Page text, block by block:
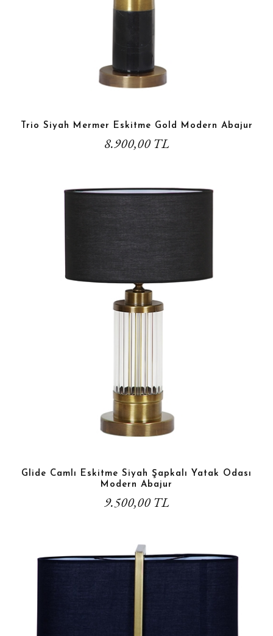
Trio Siyah Mermer Eskitme Gold Modern Abajur
8.900,00 TL
Glide Camlı Eskitme Siyah Şapkalı Yatak Odası
Modern Abajur
9.500,00 TL